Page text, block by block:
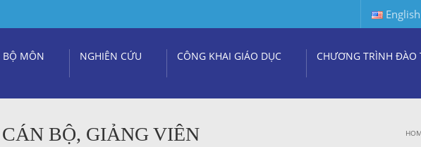
English
BỘ MÔN NGHIÊN CỨU CÔNG KHAI GIÁO DỤC CHƯƠNG TRÌNH ĐÀO
BỘ, GIẢNG VIÊN